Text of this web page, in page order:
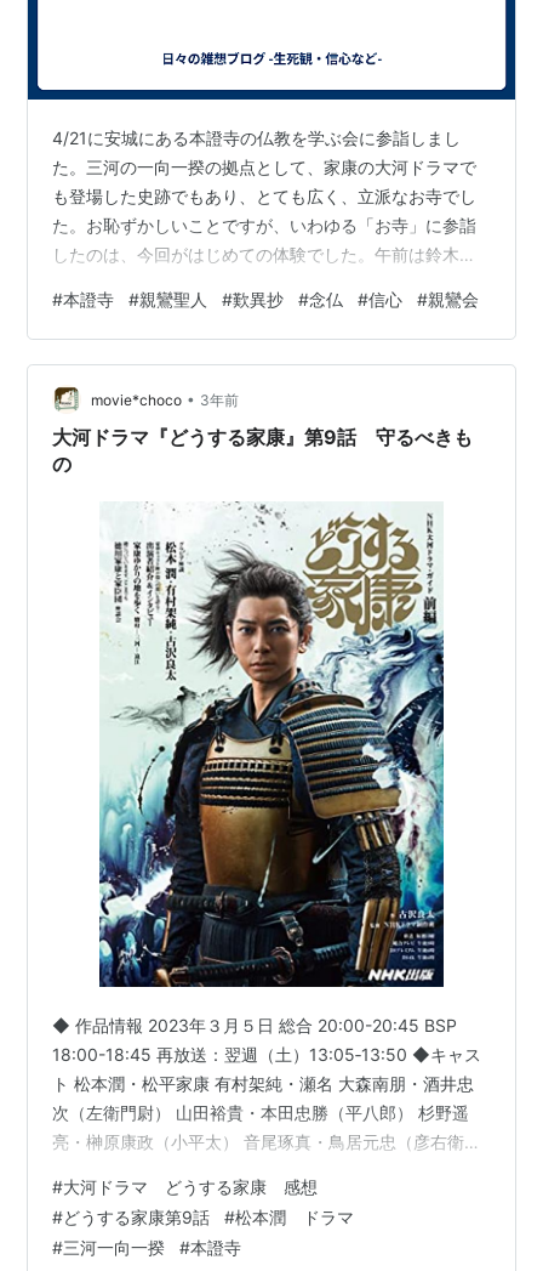
4/21に安城にある本證寺の仏教を学ぶ会に参詣しまし
た。三河の一向一揆の拠点として、家康の大河ドラマで
も登場した史跡でもあり、とても広く、立派なお寺でし
た。お恥ずかしいことですが、いわゆる「お寺」に参詣
したのは、今回がはじめての体験でした。午前は鈴木規
お言葉を通してでした。信を頂いて、変わるところは、
「外も内もすべて往生の障りとならない」という点一つ
であると聞かせて頂きました。逆に言えばそれ以外は何
ら変わりないということですね。正信偈の「譬如日光覆
雲霧 雲霧之下明無闇」について、存覚上人の「日月の
雲・霧に覆はるれども、闇はれて雲・霧の下あきらか…
#本證寺 #親鸞聖人 #歎異抄 #念仏 #信心 #親鸞会
movie*choco • 3年前
大河ドラマ『どうする家康』第9話 守るべきも
の
◆ 作品情報 2023年３月５日 総合 20:00-20:45 BSP
18:00-18:45 再放送：翌週（土）13:05‐13:50 ◆キャス
ト 松本潤・松平家康 有村架純・瀬名 大森南朋・酒井忠
次（左衛門尉） 山田裕貴・本田忠勝（平八郎） 杉野遥
亮・榊原康政（小平太） 音尾琢真・鳥居元忠（彦右衛
伸也・大久保忠世 岡部大・平岩新吉（七之助） 波岡一
喜・本多忠真 木村昴・渡辺半蔵守綱 市川右團次・空誓
寺島進・水野信元 矢島健一・吉良義昭 角田彰広・松平昌
#大河ドラマ どうする家康 感想
#どうする家康第9話 #松本潤 ドラマ
#三河一向一揆 #本證寺